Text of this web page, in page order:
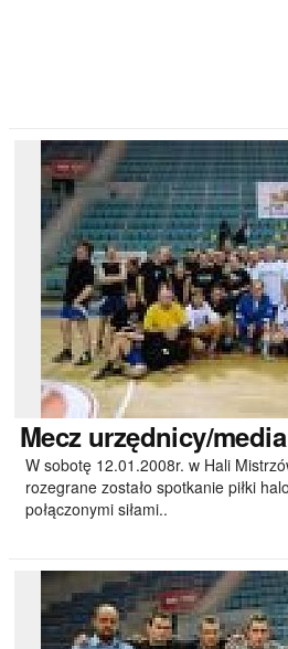
Meczurzędnicy/
W sobotę 12.01.2008r. w Hali
rozegrane zostało spotkanie piłki
połączonymi siłami..